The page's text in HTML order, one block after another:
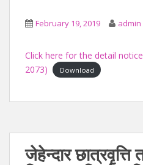
February 19, 2019 admin
Click here for the detail
2073)
Download
जेहेन्दार छात्रवृत्ति